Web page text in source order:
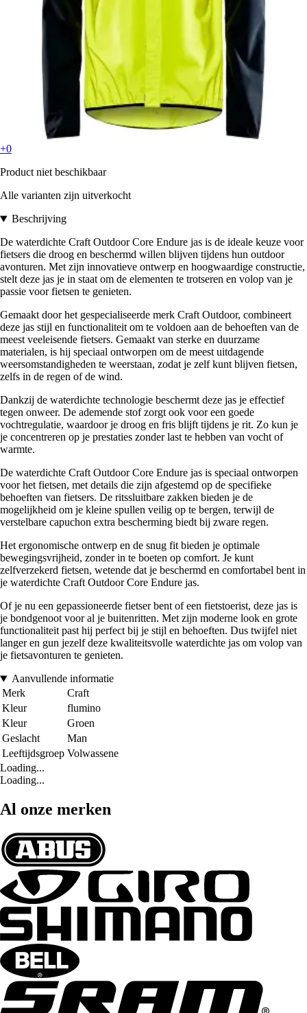
+0
Product niet beschikbaar
Alle varianten zijn uitverkocht
Beschrijving
De waterdichte Craft Outdoor Core Endure jas is de ideale keuze voor
fietsers die droog en beschermd willen blijven tijdens hun outdoor
avonturen. Met zijn innovatieve ontwerp en hoogwaardige constructie,
stelt deze jas je in staat om de elementen te trotseren en volop van je
passie voor fietsen te genieten.
Gemaakt door het gespecialiseerde merk Craft Outdoor, combineert
deze jas stijl en functionaliteit om te voldoen aan de behoeften van de
meest veeleisende fietsers. Gemaakt van sterke en duurzame
materialen, is hij speciaal ontworpen om de meest uitdagende
weersomstandigheden te weerstaan, zodat je zelf kunt blijven fietsen,
zelfs in de regen of de wind.
Dankzij de waterdichte technologie beschermt deze jas je effectief
tegen onweer. De ademende stof zorgt ook voor een goede
vochtregulatie, waardoor je droog en fris blijft tijdens je rit. Zo kun je
je concentreren op je prestaties zonder last te hebben van vocht of
warmte.
De waterdichte Craft Outdoor Core Endure jas is speciaal ontworpen
voor het fietsen, met details die zijn afgestemd op de specifieke
behoeften van fietsers. De ritssluitbare zakken bieden je de
mogelijkheid om je kleine spullen veilig op te bergen, terwijl de
verstelbare capuchon extra bescherming biedt bij zware regen.
Het ergonomische ontwerp en de snug fit bieden je optimale
bewegingsvrijheid, zonder in te boeten op comfort. Je kunt
zelfverzekerd fietsen, wetende dat je beschermd en comfortabel bent in
je waterdichte Craft Outdoor Core Endure jas.
Of je nu een gepassioneerde fietser bent of een fietstoerist, deze jas is
je bondgenoot voor al je buitenritten. Met zijn moderne look en grote
functionaliteit past hij perfect bij je stijl en behoeften. Dus twijfel niet
langer en gun jezelf deze kwaliteitsvolle waterdichte jas om volop van
je fietsavonturen te genieten.
Aanvullende informatie
Merk
Craft
Kleur
flumino
Kleur
Groen
Geslacht
Man
Leeftijdsgroep Volwassene
Loading...
Loading...
Al onze merken